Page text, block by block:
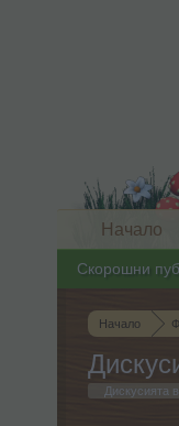
Начало
Дискусията
Начало
Скорошни